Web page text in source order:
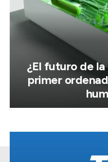
¿El futuro de
primer